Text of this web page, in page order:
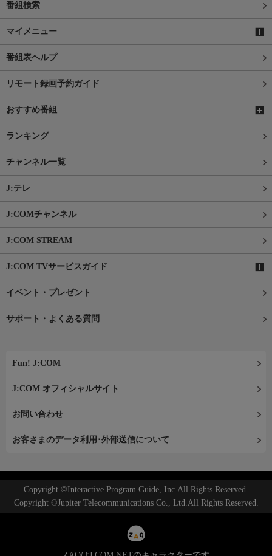
番組検索
マイメニュー
番組表ヘルプ
リモート録画予約ガイド
おすすめ番組
ランキング
チャンネル一覧
J:テレ
J:COMチャンネル
J:COM STREAM
J:COM TVサービスガイド
イベント・プレゼント
サポート・よくある質問
Fun! J:COM
J:COM オフィシャルサイト
お問い合わせ
お客さまのデータ利用･外部送信について
Copyright ©Interactive Program Guide, Inc.All Rights Reserved.
Copyright ©Jupiter Telecommunications Co., Ltd.All Rights Reserved.